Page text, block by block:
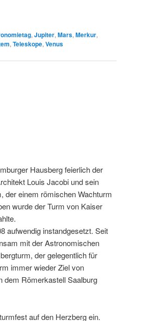
, Jupiter, Mars, Merkur,
, Teleskope, Venus
Hausberg feierlich der
Louis Jacobi und sein
der einem römischen Wachturm
wurde der Turm von Kaiser
aufwendig instandgesetzt. Seit
mit der Astronomischen
der gelegentlich für
immer wieder Ziel von
dem Römerkastell Saalburg
auf den Herzberg ein.